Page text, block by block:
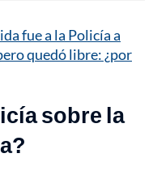
fue a la Policía a
quedó libre: ¿por
sobre la